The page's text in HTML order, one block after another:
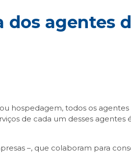
dos agentes
hospedagem, todos os
de cada um desses agentes
–, que colaboram para